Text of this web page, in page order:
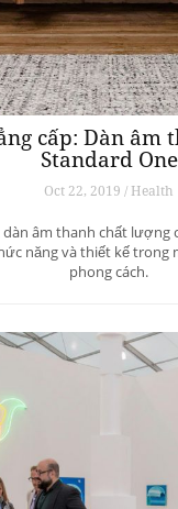
cấp: Dàn âm
Standard One
Oct 22, 2019 / Health
âm thanh chất lượng
năng và thiết kế trong
phong cách.